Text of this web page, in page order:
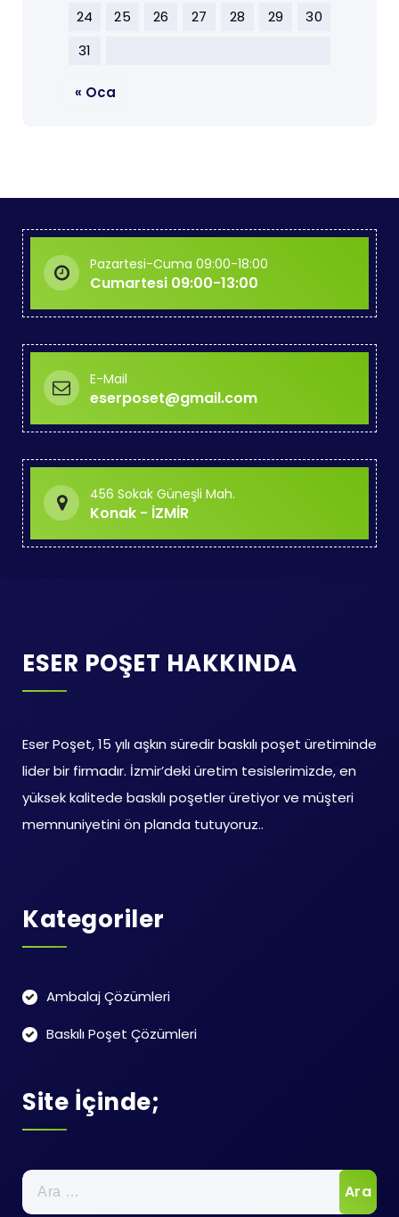
24
25 26 27 28 29
30
31
« Oca
Pazartesi-Cuma 09:00-18:00
Cumartesi 09:00-13:00
E-Mail
eserposet@gmail.com
456 Sokak Güneşli Mah.
Konak - İZMİR
ESER POŞET HAKKINDA
Eser Poşet, 15 yılı aşkın süredir baskılı poşet üretiminde
lider bir firmadır. İzmir’deki üretim tesislerimizde, en
yüksek kalitede baskılı poşetler üretiyor ve müşteri
memnuniyetini ön planda tutuyoruz..
Kategoriler
Ambalaj Çözümleri
Baskılı Poşet Çözümleri
Site İçinde;
Arama: